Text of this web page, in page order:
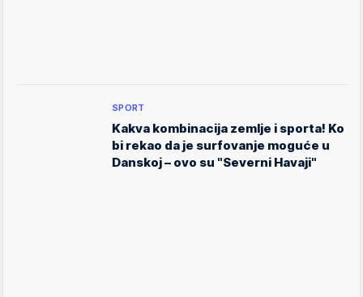
SPORT
Kakva kombinacija zemlje i sporta! Ko
bi rekao da je surfovanje moguće u
Danskoj – ovo su "Severni Havaji"